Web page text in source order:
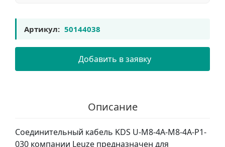
Артикул: 50144038
Добавить в заявку
Описание
Соединительный кабель KDS U-M8-4A-M8-4A-P1-
030 компании Leuze предназначен для